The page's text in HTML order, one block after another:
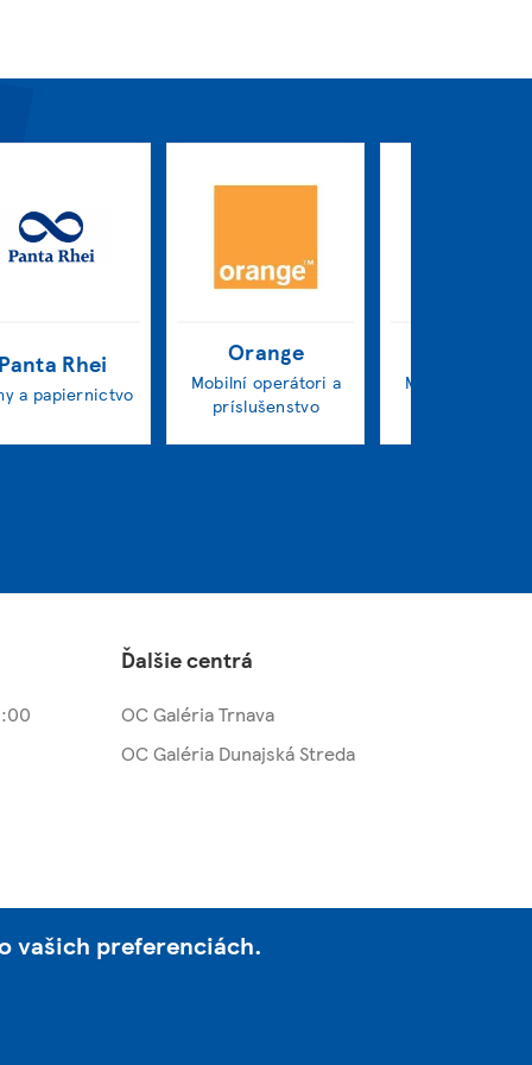
Panta Rhei
a papiernictvo
Orange
Mobilní operátori a
príslušenstvo
Mobilní
Ďalšie centrá
OC Galéria Trnava
OC Galéria Dunajská Streda
vašich preferenciách.